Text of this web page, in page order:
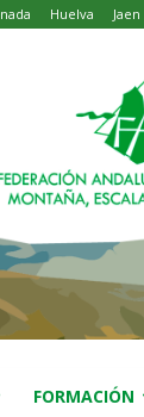
Huelva Jaen
FORMACIÓN